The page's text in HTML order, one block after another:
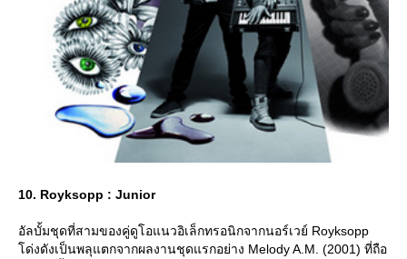
10. Royksopp : Junior
อัลบั้มชุดที่สามของคู่ดูโอแนวอิเล็กทรอนิกจากนอร์เวย์ Royksopp
ด่งดังเป็นพลุแตกจากผลงานชุดแรกอย่าง Melody A.M. (2001) ที่ถือ